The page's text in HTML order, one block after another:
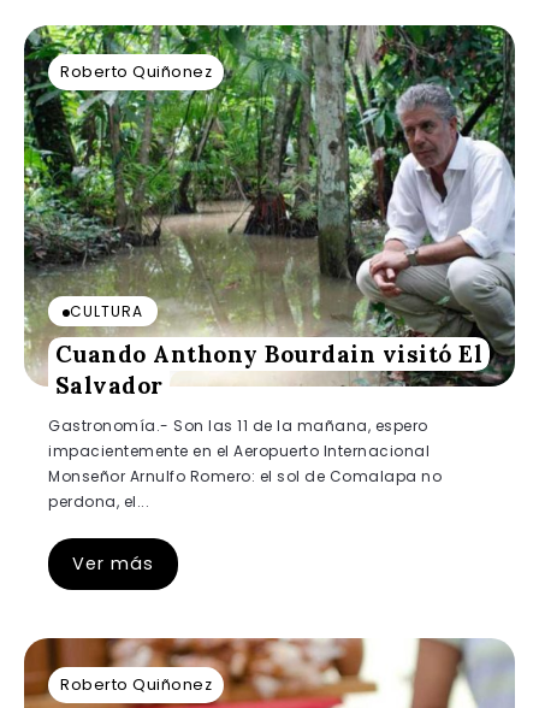
Roberto Quiñonez
CULTURA
Cuando Anthony Bourdain visitó El
Salvador
Gastronomía.- Son las 11 de la mañana, espero
impacientemente en el Aeropuerto Internacional
Monseñor Arnulfo Romero: el sol de Comalapa no
perdona, el...
Ver más
Roberto Quiñonez